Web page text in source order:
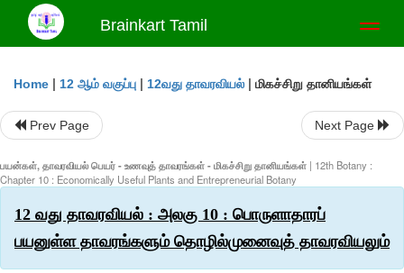
Brainkart Tamil
Home | 12 ஆம் வகுப்பு | 12வது தாவரவியல் | மிகச்சிறு தானியங்கள்
Prev Page Next Page
பயன்கள், தாவரவியல் பெயர் - உணவுத் தாவரங்கள் - மிகச்சிறு தானியங்கள் | 12th Botany :
Chapter 10 : Economically Useful Plants and Entrepreneurial Botany
12 வது தாவரவியல் : அலகு 10 : பொருளாதாரப்
பயனுள்ள தாவரங்களும் தொழில்முனைவுத் தாவரவியலும்